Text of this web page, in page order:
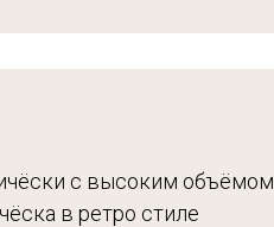
с высоким объёмом
в ретро стиле